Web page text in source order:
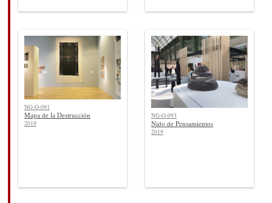
NG-O-091
Mapa de la Destrucción
2019
NG-O-093
Nido de Pensamientos
2019